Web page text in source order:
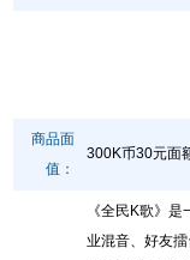
商品面
值：
300K币30元面
《全民K歌》
业混音、好友